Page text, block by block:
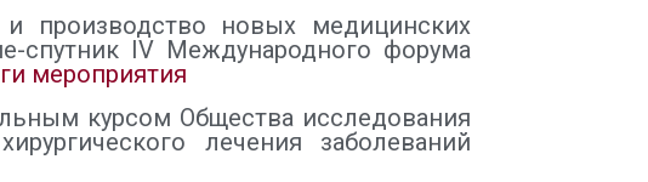
производство новых медицинских
спутник IV Международного форума
мероприятия
курсом Общества исследования
лечения заболеваний